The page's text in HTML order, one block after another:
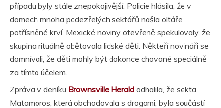
případu byly stále znepokojivější. Policie hlásila, že v
domech mnoha podezřelých sektářů našla oltáře
potřísněné krví. Mexické noviny otevřeně spekulovaly, že
skupina rituálně obětovala lidské děti. Někteří novináři se
domnívali, že děti mohly být dokonce chované speciálně
za tímto účelem.
Zpráva v deníku Brownsville Herald odhalila, že sekta
Matamoros, která obchodovala s drogami, byla součástí